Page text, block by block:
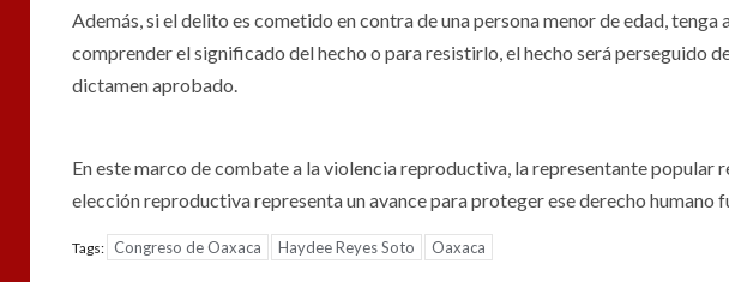
Además, si el delito es cometido en contra de una persona menor de edad,
comprender el significado del hecho o para resistirlo, el hecho será perseguido
dictamen aprobado.
En este marco de combate a la violencia reproductiva, la representante popular
elección reproductiva representa un avance para proteger ese derecho humano
Tags: Congreso de Oaxaca Haydee Reyes Soto Oaxaca